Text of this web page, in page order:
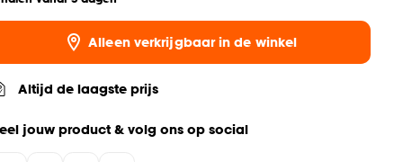
Alleen verkrijgbaar in de winkel
Altijd de laagste prijs
jouw product & volg ons op social